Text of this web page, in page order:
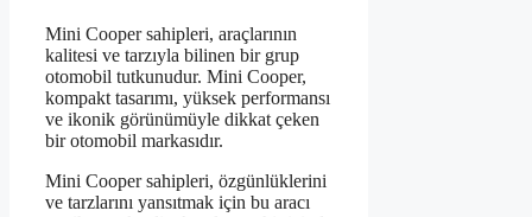
Mini Cooper sahipleri, araçlarının
kalitesi ve tarzıyla bilinen bir grup
otomobil tutkunudur. Mini Cooper,
kompakt tasarımı, yüksek performansı
ve ikonik görünümüyle dikkat çeken
bir otomobil markasıdır.
Mini Cooper sahipleri, özgünlüklerini
ve tarzlarını yansıtmak için bu aracı